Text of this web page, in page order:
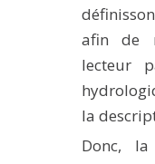
afin de
lecteur
la
Donc,